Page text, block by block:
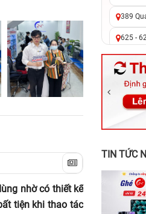
nhờ có thiết kế
tiện khi thao tác
389
625 -
326
256
70
24h
TIN TỨC